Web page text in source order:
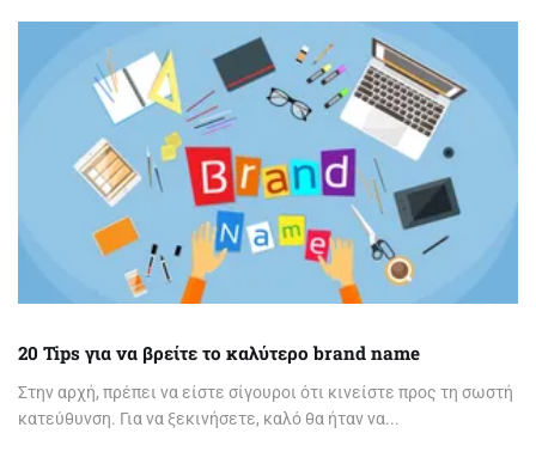
20 Tips για να βρείτε το καλύτερο brand name
Στην αρχή, πρέπει να είστε σίγουροι ότι κινείστε προς τη σωστή
κατεύθυνση. Για να ξεκινήσετε, καλό θα ήταν να...